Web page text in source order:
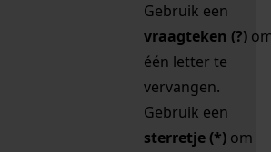
Gebruik een
vraagteken (?)
één letter te
vervangen.
Gebruik een
sterretje (*) om